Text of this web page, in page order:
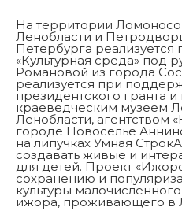
На территории
Ленобласти и
Петербурга реализуется
«Культурная среда» под
Романовой из города
реализуется при
президентского гранта и
краеведческим музеем
Ленобласти, агентством
городе Новоселье
на липучках Умная
создавать живые и
для детей. Проект
сохранению и
культуры
ижора, проживающего в